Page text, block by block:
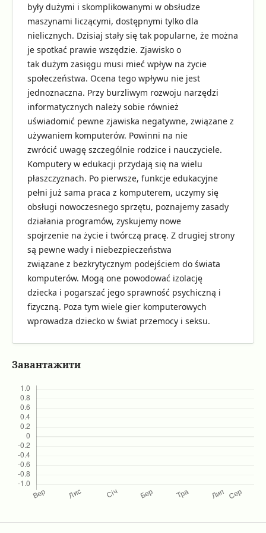
były dużymi i skomplikowanymi w obsłudze
maszynami liczącymi, dostępnymi tylko dla
nielicznych. Dzisiaj stały się tak popularne, że można
je spotkać prawie wszędzie. Zjawisko o
tak dużym zasięgu musi mieć wpływ na życie
społeczeństwa. Ocena tego wpływu nie jest
jednoznaczna. Przy burzliwym rozwoju narzędzi
informatycznych należy sobie również
uświadomić pewne zjawiska negatywne, związane z
używaniem komputerów. Powinni na nie
zwrócić uwagę szczególnie rodzice i nauczyciele.
Komputery w edukacji przydają się na wielu
płaszczyznach. Po pierwsze, funkcje edukacyjne
pełni już sama praca z komputerem, uczymy się
obsługi nowoczesnego sprzętu, poznajemy zasady
działania programów, zyskujemy nowe
spojrzenie na życie i twórczą pracę. Z drugiej strony
są pewne wady i niebezpieczeństwa
związane z bezkrytycznym podejściem do świata
komputerów. Mogą one powodować izolację
dziecka i pogarszać jego sprawność psychiczną i
fizyczną. Poza tym wiele gier komputerowych
wprowadza dziecko w świat przemocy i seksu.
Завантажити